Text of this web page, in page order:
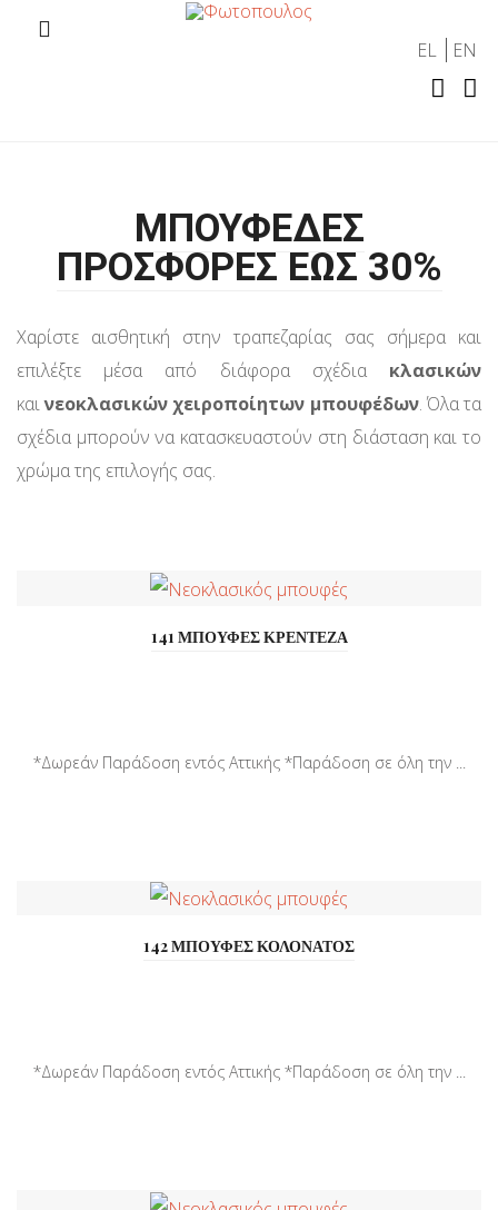
EL EN
ΜΠΟΥΦΕΔΕΣ
ΠΡΟΣΦΟΡΕΣ ΕΩΣ 30%
Χαρίστε αισθητική στην τραπεζαρίας σας σήμερα και
επιλέξτε μέσα από διάφορα σχέδια κλασικών
καινεοκλασικών χειροποίητων μπουφέδων. Όλα τα
σχέδια μπορούν να κατασκευαστούν στη διάσταση και το
χρώμα της επιλογής σας.
141 ΜΠΟΥΦΕΣ ΚΡΕΝΤΕΖΑ
*Δωρεάν Παράδοση εντός Αττικής *Παράδοση σε όλη την ...
142 ΜΠΟΥΦΕΣ ΚΟΛΟΝΑΤΟΣ
*Δωρεάν Παράδοση εντός Αττικής *Παράδοση σε όλη την ...